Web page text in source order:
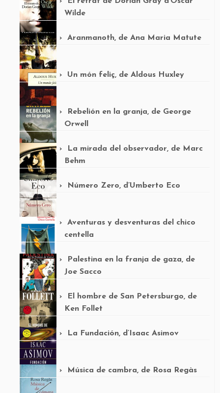
Wilde
Aranmanoth, de Ana Maria Matute
Un món feliç, de Aldous Huxley
Rebelión en la granja, de George
Orwell
La mirada del observador, de Marc
Behm
Número Zero, d’Umberto Eco
Aventuras y desventuras del chico
centella
Palestina en la franja de gaza, de
Joe Sacco
El hombre de San Petersburgo, de
Ken Follet
La Fundación, d’Isaac Asimov
Música de cambra, de Rosa Regàs